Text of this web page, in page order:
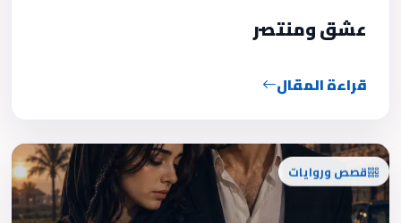
عشق ومنتصر
قراءة المقال
قصص وروايات